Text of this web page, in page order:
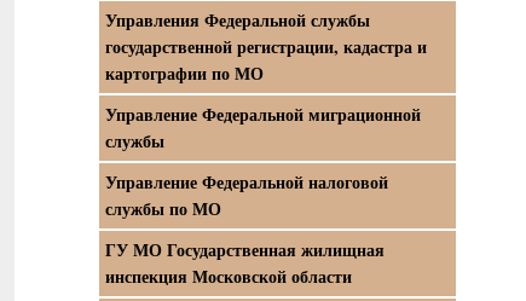
Управления Федеральной службы
государственной регистрации, кадастра и
картографии по МО
Управление Федеральной миграционной
службы
Управление Федеральной налоговой
службы по МО
ГУ МО Государственная жилищная
инспекция Московской области